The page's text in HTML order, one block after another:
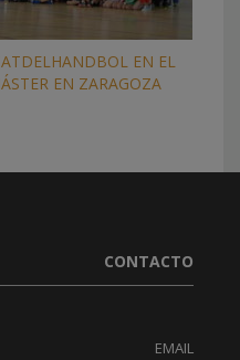
EN EL
EN ZARAGOZA
CONTACTO
EMAIL